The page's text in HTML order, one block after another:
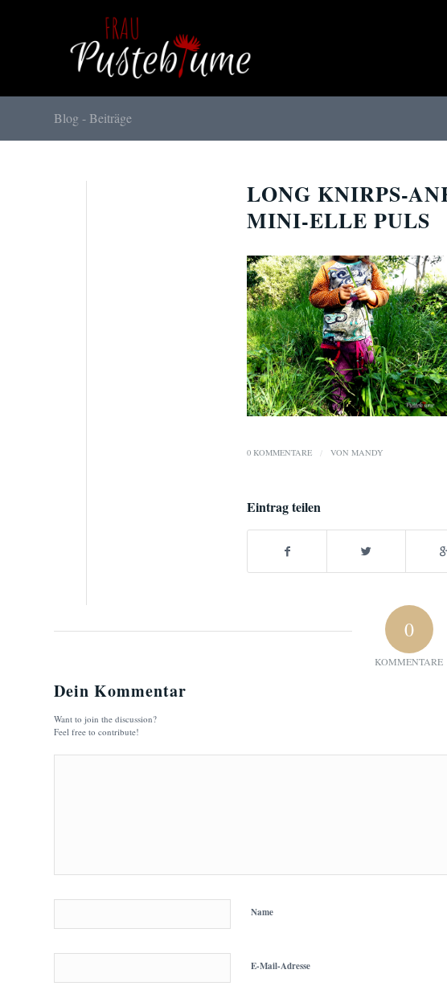
Blog - Beiträge
LONG KNIRPS-
MINI-ELLE PULS
0 KOMMENTARE / VON MANDY
Eintrag teilen
0
KOMMENTARE
Dein Kommentar
Want to join the discussion?
Feel free to contribute!
Name
E-Mail-Adresse